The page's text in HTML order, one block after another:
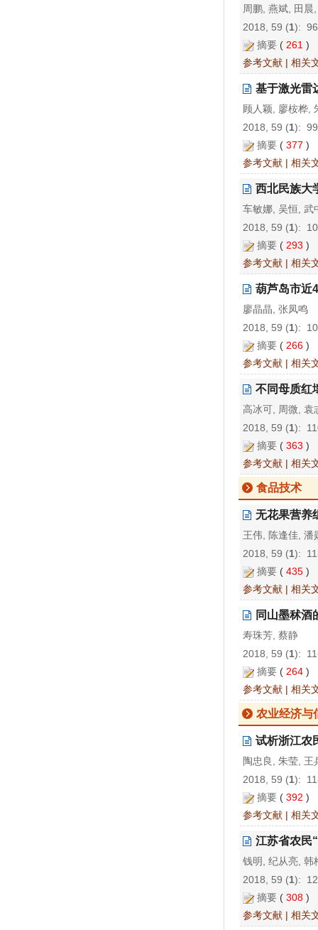
周鹏, 燕斌, 田晨
2018, 59 (1):
摘要 ( 261 )
参考文献 | 相关
基于激光雷
顾人颖, 廖桉桦,
2018, 59 (1):
摘要 ( 377 )
参考文献 | 相关
西北民族大
车敏娜, 吴恒, 武
2018, 59 (1):
摘要 ( 293 )
参考文献 | 相关
葫芦岛市近
廖晶晶, 张凤鸣
2018, 59 (1):
摘要 ( 266 )
参考文献 | 相关
不同母质红
高冰可, 周微, 袁
2018, 59 (1):
摘要 ( 363 )
参考文献 | 相关
食品技术
无花果营养
王伟, 陈逢佳, 潘
2018, 59 (1):
摘要 ( 435 )
参考文献 | 相关
同山墨秫酒
寿珠芳, 蔡静
2018, 59 (1):
摘要 ( 264 )
参考文献 | 相关
农业经济与
试析浙江农
陶忠良, 朱莹, 王
2018, 59 (1):
摘要 ( 392 )
参考文献 | 相关
江苏省农民
钱明, 纪从亮, 韩
2018, 59 (1):
摘要 ( 308 )
参考文献 | 相关